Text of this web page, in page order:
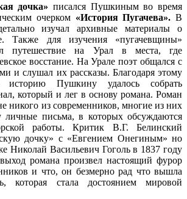
дочка»писался Пушкиным во время
очерком «История Пугачева». В
изучал архивные материалы о
Также для изучения «пугачевщины»
путешествие на Урал в места, где
восстание. На Урале поэт общался с
и слушал их рассказы. Благодаря этому
историю Пушкину удалось собрать
который и лег в основу романа. Роман
никого из современников, многие из них
личные письма, в которых обсуждаются
работы. Критик В.Г. Белинский
дочку» с «Евгением Онегиным» но
Николай Васильевич Гоголь в 1837 году
романа произвел настоящий фурор
и что, он безмерно рад что вышла
которая стала достоянием мировой